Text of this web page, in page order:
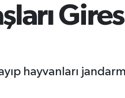
hayvanları